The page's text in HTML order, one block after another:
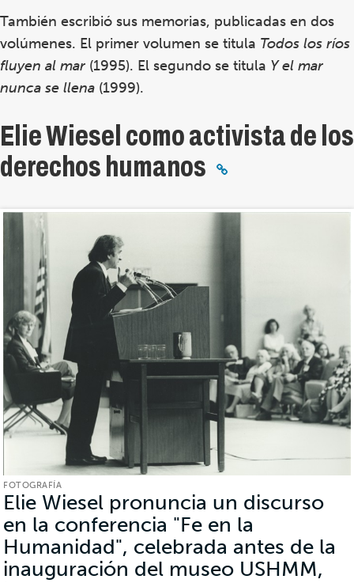
También escribió sus memorias, publicadas en dos
volúmenes. El primer volumen se titula Todos los ríos
fluyen al mar (1995). El segundo se titula Y el mar
nunca se llena (1999).
Elie Wiesel como activista de los
derechos humanos
FOTOGRAFÍA
Elie Wiesel pronuncia un discurso
en la conferencia "Fe en la
Humanidad", celebrada antes de la
inauguración del museo USHMM,